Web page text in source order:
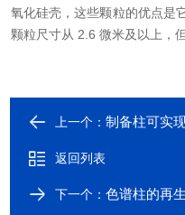
氧化硅壳，这些颗粒的优点是
颗粒尺寸从 2.6 微米及以上，
上一个：制备柱可实
返回列表
下一个：色谱柱的再